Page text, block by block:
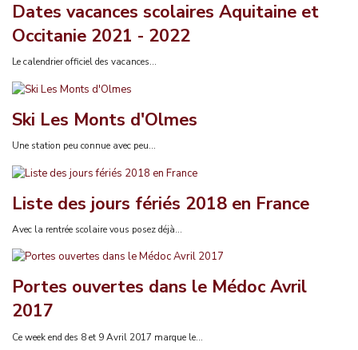
Dates vacances scolaires Aquitaine et
Occitanie 2021 - 2022
Le calendrier officiel des vacances...
Ski Les Monts d'Olmes
Une station peu connue avec peu...
Liste des jours fériés 2018 en France
Avec la rentrée scolaire vous posez déjà...
Portes ouvertes dans le Médoc Avril
2017
Ce week end des 8 et 9 Avril 2017 marque le...